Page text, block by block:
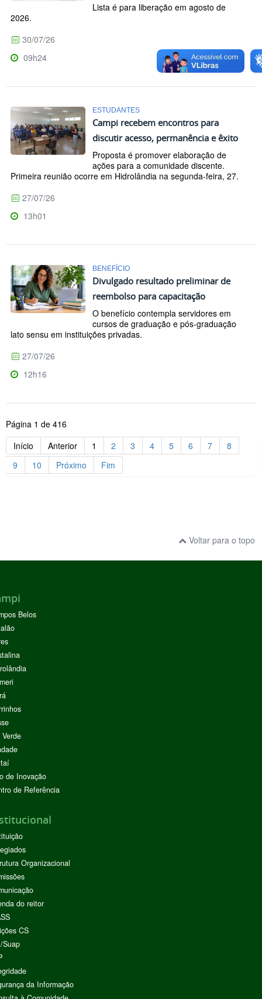
Lista é para liberação em agosto de
2026.
30/07/26
09h24
ESTUDANTES
Campi recebem encontros para
discutir acesso, permanência e êxito
Proposta é promover elaboração de
ações para a comunidade discente.
Primeira reunião ocorre em Hidrolândia na segunda-feira, 27.
27/07/26
13h01
BENEFÍCIO
Divulgado resultado preliminar de
reembolso para capacitação
O benefício contempla servidores em
cursos de graduação e pós-graduação
lato sensu em instituições privadas.
27/07/26
12h16
Página 1 de 416
Início
Anterior 1 2 3 4 5 6 7
8
9
10 Próximo Fim
Voltar para o topo
Belos
de Inovação
de Referência
Organizacional
do reitor
CS
Suap
da Informação